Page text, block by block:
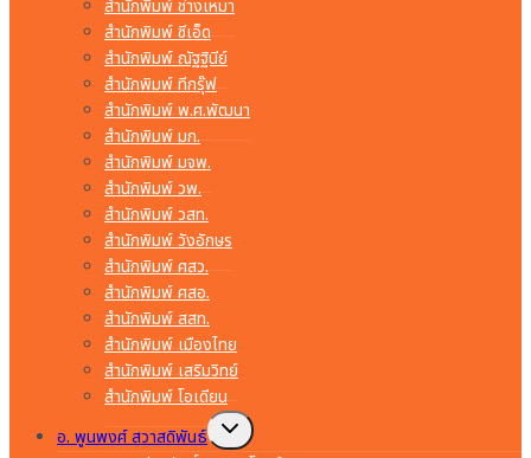
สำนักพิมพ์ ช่างเหมา
สำนักพิมพ์ ซีเอ็ด
สำนักพิมพ์ ณัฐฐินีย์
สำนักพิมพ์ ทีกรุ๊ฟ
สำนักพิมพ์ พ.ศ.พัฒนา
สำนักพิมพ์ มก.
สำนักพิมพ์ มจพ.
สำนักพิมพ์ วพ.
สำนักพิมพ์ วสท.
สำนักพิมพ์ วังอักษร
สำนักพิมพ์ ศสว.
สำนักพิมพ์ ศสอ.
สำนักพิมพ์ สสท.
สำนักพิมพ์ เมืองไทย
สำนักพิมพ์ เสริมวิทย์
สำนักพิมพ์ โอเดียน
อ. พูนพงศ์ สวาสดิพันธ์
Toggle
child